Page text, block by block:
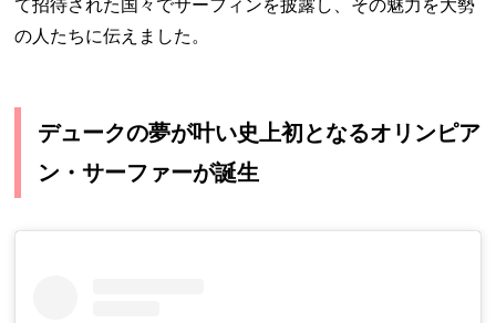
て招待された国々でサーフィンを披露し、その魅力を大勢
の人たちに伝えました。
デュークの夢が叶い史上初となるオリンピア
ン・サーファーが誕生